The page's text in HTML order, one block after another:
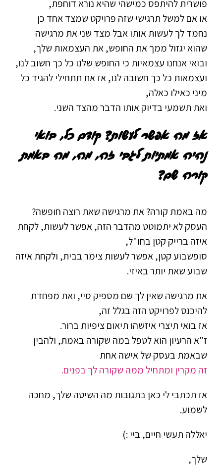
פושרית להיתפס כמישהי שהיא נורא דוחפת,
או אם למשל תרגישי שזה פרויקט שמצד אחד כן
נחמד לך לעשות אותו אבל מצד שני את מרגישה
שהוא יגזול ממך את החופש, את העצמאות שלך,
ובואי אנחנו עצמאיות כי החופש שלנו כל כך חשוב לנו,
ועצמאות כל כך חשובה לנו, אז את תתחילי להגיד כל
מיני כאילו כאלה,
ואת תשמעי בדיוק אותו הדבר מהצד השני.
אז מה אפשר לעשות? קודם כל, בואי
נהיה אמתיות לגבי זה, מה, מה באמת
קורה שם?
מה באמת קורה? את מרגישה שאת רוצה חופשה?
העסק לא יתמוטט מהדבר הזה, אפשר לעשות, לקחת
איזה ברייק קטן בחו"ל,
סופשבוע קטן, אפשר לעשות צימר בבית, ולקחת איזה
שבוע שאת יותר באיזי.
את מרגישה שאין לך שם מספיק סיי, ואת מפחדת
להיכנס לפרויקט הזה בגלל זה,
אז בואי תיצרי איזשהו תיאום ציפיות ברור.
ז"א הרעיון הוא לטפל במה שקורה באמת, ולהבין
שבאמת בעסק של אישה אחת
זה מקרין ומתחיל ממה שקורה לך בפנים.
אז תכתבי לי כאן בתגובות מה השיטה שלך, מחכה
לשמוע.
יאללה תעשי חיים, ביי :)
שלך,